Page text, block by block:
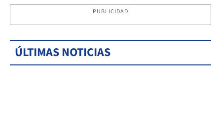
PUBLICIDAD
ÚLTIMAS NOTICIAS